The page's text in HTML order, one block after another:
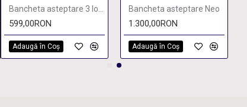
599,00RON
Adaugă în Coş
Bancheta asteptare Neo
1.300,00RON
Adaugă în Coş